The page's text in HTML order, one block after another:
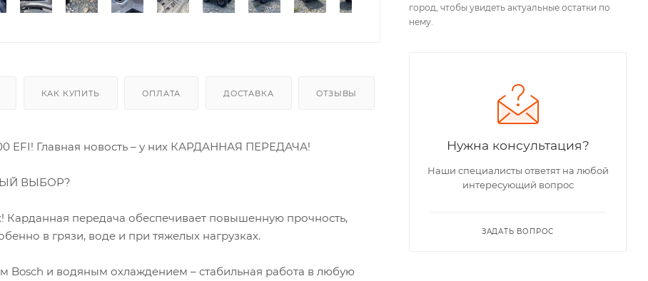
КАК КУПИТЬ ОПЛАТА ДОСТАВКА ОТЗЫВЫ
EFI! Главная новость – у них КАРДАННАЯ ПЕРЕДАЧА!
ВЫБОР?
передача обеспечивает повышенную прочность,
в грязи, воде и при тяжелых нагрузках.
и водяным охлаждением – стабильная работа в любую
город, чтобы увидеть актуальные остатки по
нему.
Нужна консультация?
Наши специалисты ответят на любой
интересующий вопрос
ЗАДАТЬ ВОПРОС